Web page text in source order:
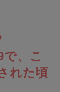
、こ
れた頃